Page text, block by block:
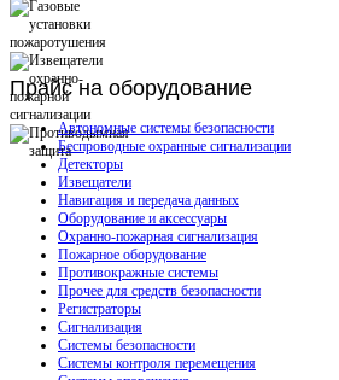
Прайсна оборудование
Автономные системы безопасности
Беспроводные охранные сигнализации
Детекторы
Извещатели
Навигация и передача данных
Оборудование и аксессуары
Охранно-пожарная сигнализация
Пожарное оборудование
Противокражные системы
Прочее для средств безопасности
Регистраторы
Сигнализация
Системы безопасности
Системы контроля перемещения